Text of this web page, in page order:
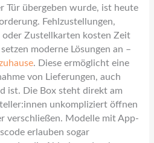
Tür übergeben wurde, ist heute
Fehlzustellungen,
oder Zustellkarten kosten Zeit
moderne Lösungen an –
. Diese ermöglicht eine
von Lieferungen, auch
ist. Die Box steht direkt am
unkompliziert öffnen
verschließen. Modelle mit App-
erlauben sogar